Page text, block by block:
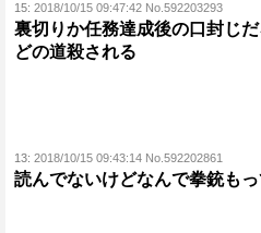
15: 2018/10/15 09:47:42 No.592203293
裏切りか任務達成後の口封じ
どの道殺される
13: 2018/10/15 09:43:14 No.592202861
読んでないけどなんで拳銃もっ